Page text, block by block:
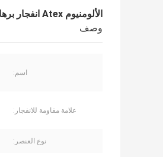
الألومنيوم Atex انفجار برهان مربع تقاطع Exd Zone 0 منطقة 20 الغبار الكهربائية
وصف
اسم:
علامة مقاومة للانفجار:
نوع العنصر: